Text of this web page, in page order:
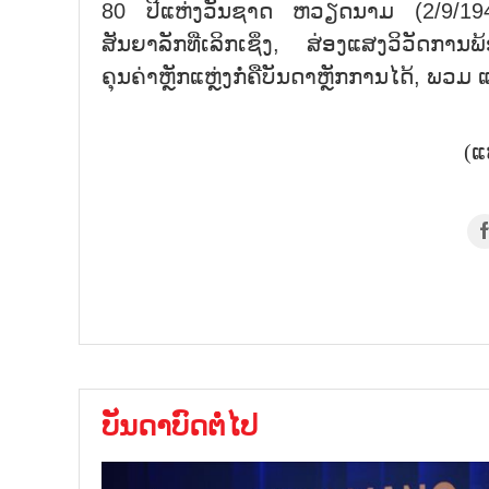
80 ປີແຫ່ງວັນຊາດ ຫວຽດນາມ (2/9/
ສັນຍາລັກທີ່ເລິກເຊິ່ງ, ສ່ອງແສງວິວັດການ
ຄຸນຄ່າຫຼັກແຫຼ່ງກໍ່ຄືບັນດາຫຼັກການໄດ້, ພວມ
(
ບັນດາບົດຕໍ່ໄປ